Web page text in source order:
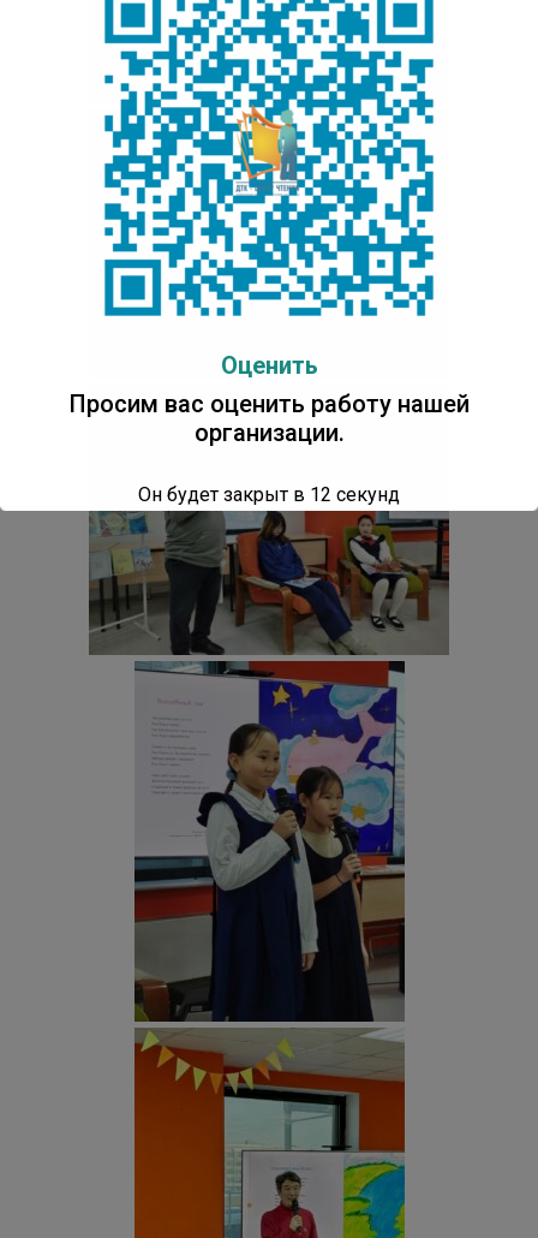
Оценить
Просим вас оценить работу нашей
организации.
Он будет закрыт в 11 секунд